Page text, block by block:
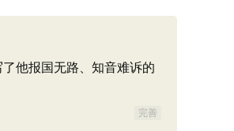
他报国无路、知音难诉的
完善